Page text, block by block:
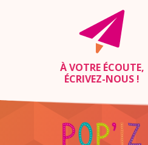
À VOTRE ÉCOUTE,
ÉCRIVEZ-NOUS !